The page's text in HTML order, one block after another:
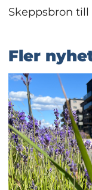
Skeppsbron
Fler